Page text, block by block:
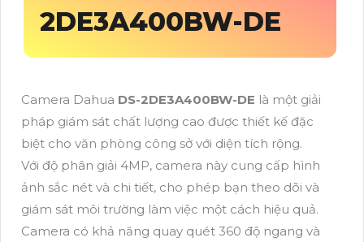
2DE3A400BW-DE
Camera Dahua DS-2DE3A400BW-DE là một giải
pháp giám sát chất lượng cao được thiết kế đặc
biệt cho văn phòng công sở với diện tích rộng.
Với độ phân giải 4MP, camera này cung cấp hình
ảnh sắc nét và chi tiết, cho phép bạn theo dõi và
giám sát môi trường làm việc một cách hiệu quả.
Camera có khả năng quay quét 360 độ ngang và